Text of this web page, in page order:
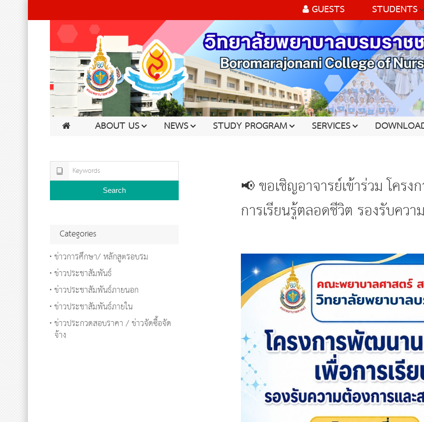
GUESTS STUDENTS
ABOUT US NEWS STUDY PROGRAM SERVICES
📢 ขอเชิญอาจารย์เข้าร่วม โคร
การเรียนรู้ตลอดชีวิต รองรับคว
กิจกรรมการเรียนรู้ Evidence-
Search
Categories
ข่าวการศึกษา/ หลักสูตรอบรม
ข่าวประชาสัมพันธ์
ข่าวประชาสัมพันธ์ภายนอก
ข่าวประชาสัมพันธ์ภายใน
ข่าวประกวดสอบราคา / ข่าวจัดซื้อจัด
จ้าง